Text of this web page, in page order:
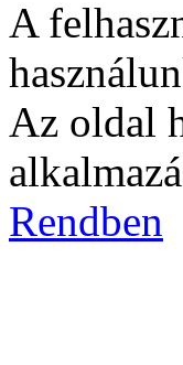
A
Az oldal
Rendben